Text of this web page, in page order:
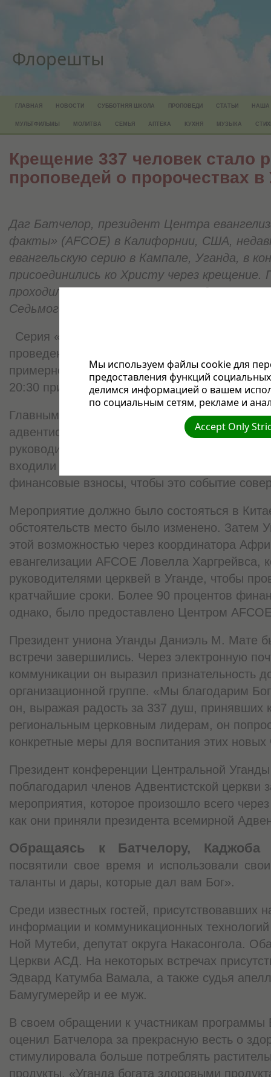
Флорешты
ГЛАВНАЯ НОВОСТИ СУББОТНЯЯ ШКОЛА ПРОПОВЕДИ СТАТЬИ НАША
МУЛЬТФИЛЬМЫ МОЛИТВА СЕМЬЯ АПТЕКА КУХНЯ МУЗЫКА
Крещение 337 человек стало
проповедей о пророчествах в
Даг Батчелор, президент Центра
факты» (AFCOE) в Калифорнии, США,
евангельскую серию в Кампале, Уганда, в
присоединились ко Христу через
проходила во время визита президента
Седьмого Дня (АСД) Теда Н.К. Вильсона в
Серия «Prophecy сountdown»
проведенная с 20 по 28 апреля на хоккейной
примерно в 3 километрах от центра города,
20:30 привлекала, по меньшей мере, 5 тысяч
Главным распорядителем этого
адвентистская церковь Кампалы при
руководителей униона Уганды и
входили в комитеты по планированию
финансовые взносы, чтобы это событие
Мероприятие должно было состояться в
обстоятельств место было изменено. Затем
этой возможностью через координатора
евангелизации AFCOE Ловелла Харгрейвса,
руководителями церквей в Уганде, чтобы
кратчайшие сроки. Более 90 процентов
однако, было предоставлено Центром
Президент униона Уганды Даниэль М. Мате
встречи завершились. Через электронную
коммуникации он выразил признательность
организационной группе. «Мы благодарим
он, выражая радость за 337 душ, принявших
региональным церковным лидерам, он
конкретные меры для воспитания этих новых
Президент конференции Центральной
поблагодарил членов Адвентистской церкви
мероприятия, которое произошло всего
как они приняли президента всемирной
Обращаясь к Батчелору, Каджоба
посвятили свое время и использовали
таланты и дары, которые дал вам Бог».
Среди известных гостей, присутствовавших
информации и коммуникационных
Ной Мутеби, депутат округа Накасонгола.
Церкви АСД. На некоторых встречах
Эдвард Катумба Вамала, а также судья
Бамугумерейр и ее муж.
В своем обращении к участникам программы
оценил Батчелора за прекрасную весть о
стимулировала больше потреблять
продукты. «Уганда богата здоровыми
Мы используем файлы cookie для
предоставления функций
делимся информацией о вашем
по социальным сетям, рекламе и
Accept Only